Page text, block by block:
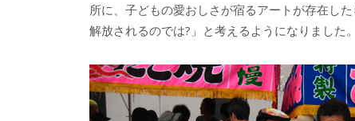
所に、子どもの愛おしさが宿るアートが存在し
解放されるのでは?」と考えるようになりました。